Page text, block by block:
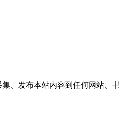
、发布本站内容到任何网站、